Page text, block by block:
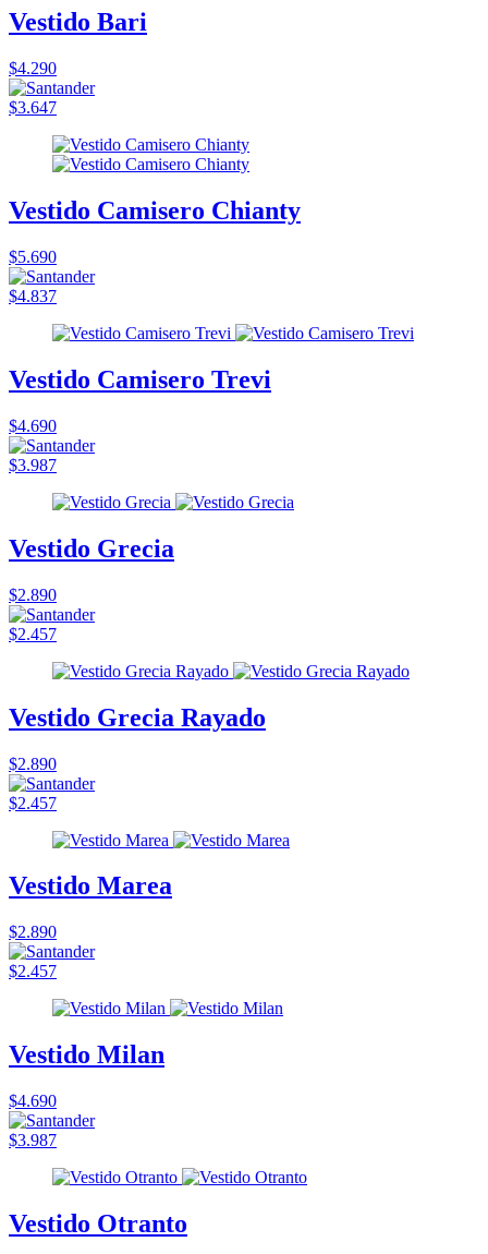
Vestido Bari
$4.290
$3.647
Vestido Camisero Chianty
$5.690
$4.837
Vestido Camisero Trevi
$4.690
$3.987
Vestido Grecia
$2.890
$2.457
Vestido Grecia Rayado
$2.890
$2.457
Vestido Marea
$2.890
$2.457
Vestido Milan
$4.690
$3.987
Vestido Otranto